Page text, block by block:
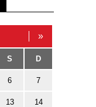
»
S D
6 7
13 14